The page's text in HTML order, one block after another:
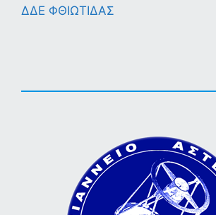
ΔΔΕ ΦΘΙΩΤΙΔΑΣ